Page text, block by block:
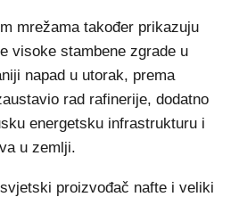
mrežama također prikazuju
visoke stambene zgrade u
napad u utorak, prema
rad rafinerije, dodatno
energetsku infrastrukturu i
u zemlji.
proizvođač nafte i veliki